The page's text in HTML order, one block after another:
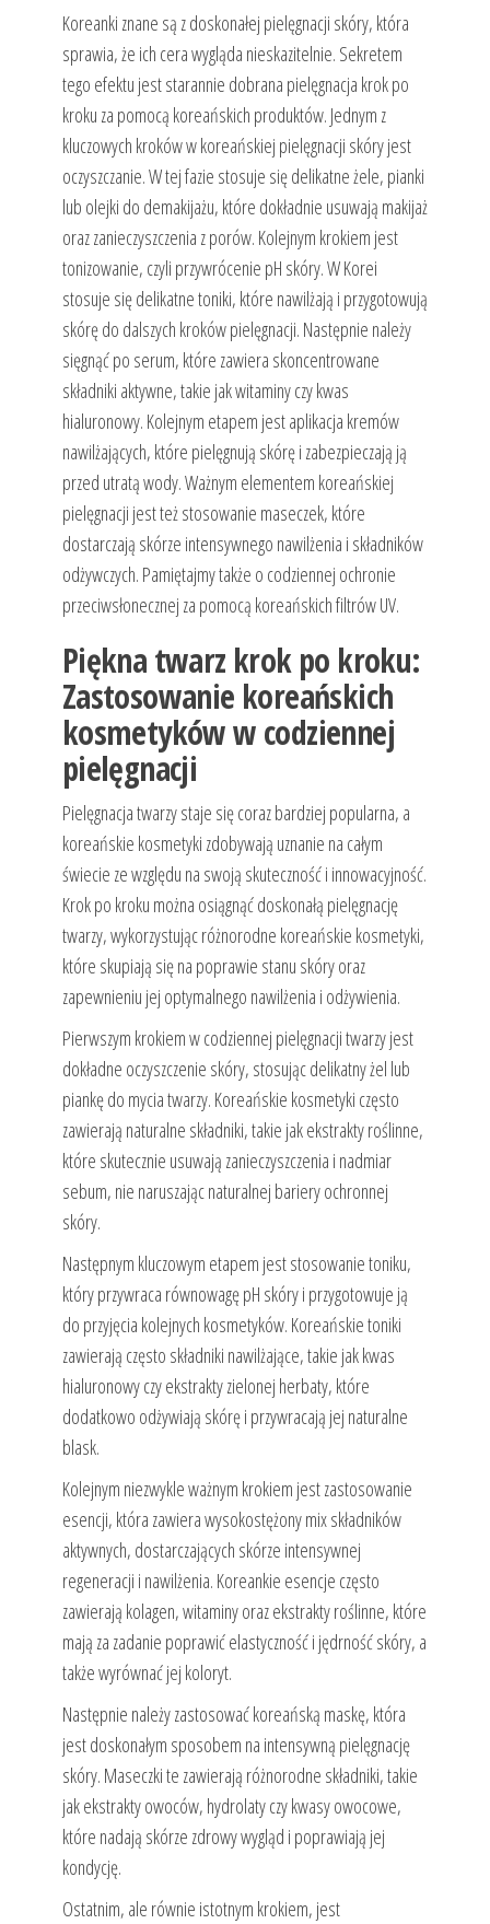
Koreanki znane są z doskonałej pielęgnacji skóry, która
sprawia, że ich cera wygląda nieskazitelnie. Sekretem
tego efektu jest starannie dobrana pielęgnacja krok po
kroku za pomocą koreańskich produktów. Jednym z
kluczowych kroków w koreańskiej pielęgnacji skóry jest
oczyszczanie. W tej fazie stosuje się delikatne żele, pianki
lub olejki do demakijażu, które dokładnie usuwają makijaż
oraz zanieczyszczenia z porów. Kolejnym krokiem jest
tonizowanie, czyli przywrócenie pH skóry. W Korei
stosuje się delikatne toniki, które nawilżają i przygotowują
skórę do dalszych kroków pielęgnacji. Następnie należy
sięgnąć po serum, które zawiera skoncentrowane
składniki aktywne, takie jak witaminy czy kwas
hialuronowy. Kolejnym etapem jest aplikacja kremów
nawilżających, które pielęgnują skórę i zabezpieczają ją
przed utratą wody. Ważnym elementem koreańskiej
pielęgnacji jest też stosowanie maseczek, które
dostarczają skórze intensywnego nawilżenia i składników
odżywczych. Pamiętajmy także o codziennej ochronie
przeciwsłonecznej za pomocą koreańskich filtrów UV.
Piękna twarz krok po kroku:
Zastosowanie koreańskich
kosmetyków w codziennej
pielęgnacji
Pielęgnacja twarzy staje się coraz bardziej popularna, a
koreańskie kosmetyki zdobywają uznanie na całym
świecie ze względu na swoją skuteczność i innowacyjność.
Krok po kroku można osiągnąć doskonałą pielęgnację
twarzy, wykorzystując różnorodne koreańskie kosmetyki,
które skupiają się na poprawie stanu skóry oraz
zapewnieniu jej optymalnego nawilżenia i odżywienia.
Pierwszym krokiem w codziennej pielęgnacji twarzy jest
dokładne oczyszczenie skóry, stosując delikatny żel lub
piankę do mycia twarzy. Koreańskie kosmetyki często
zawierają naturalne składniki, takie jak ekstrakty roślinne,
które skutecznie usuwają zanieczyszczenia i nadmiar
sebum, nie naruszając naturalnej bariery ochronnej
skóry.
Następnym kluczowym etapem jest stosowanie toniku,
który przywraca równowagę pH skóry i przygotowuje ją
do przyjęcia kolejnych kosmetyków. Koreańskie toniki
zawierają często składniki nawilżające, takie jak kwas
hialuronowy czy ekstrakty zielonej herbaty, które
dodatkowo odżywiają skórę i przywracają jej naturalne
blask.
Kolejnym niezwykle ważnym krokiem jest zastosowanie
esencji, która zawiera wysokostężony mix składników
aktywnych, dostarczających skórze intensywnej
regeneracji i nawilżenia. Koreankie esencje często
zawierają kolagen, witaminy oraz ekstrakty roślinne, które
mają za zadanie poprawić elastyczność i jędrność skóry, a
także wyrównać jej koloryt.
Następnie należy zastosować koreańską maskę, która
jest doskonałym sposobem na intensywną pielęgnację
skóry. Maseczki te zawierają różnorodne składniki, takie
jak ekstrakty owoców, hydrolaty czy kwasy owocowe,
które nadają skórze zdrowy wygląd i poprawiają jej
kondycję.
Ostatnim, ale równie istotnym krokiem, jest